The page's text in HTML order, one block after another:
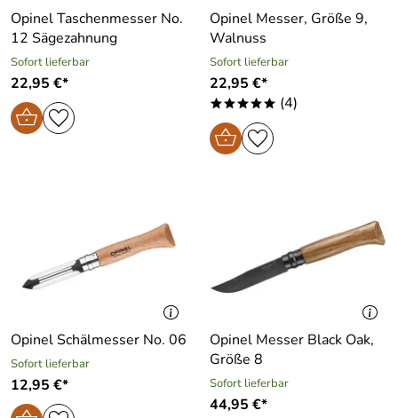
Opinel Taschenmesser No.
12 Sägezahnung
Sofort lieferbar
22,95 €*
Opinel Messer, Größe 9,
Walnuss
Sofort lieferbar
22,95 €*
***** (4)
Opinel Schälmesser No. 06
Sofort lieferbar
12,95 €*
Opinel Messer Black Oak,
Größe 8
Sofort lieferbar
44,95 €*